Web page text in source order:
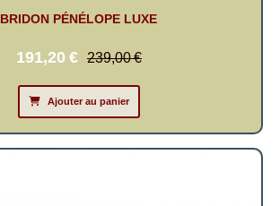
BRIDON PÉNÉLOPE LUXE
191,20 € 239,00€
Ajouter au panier